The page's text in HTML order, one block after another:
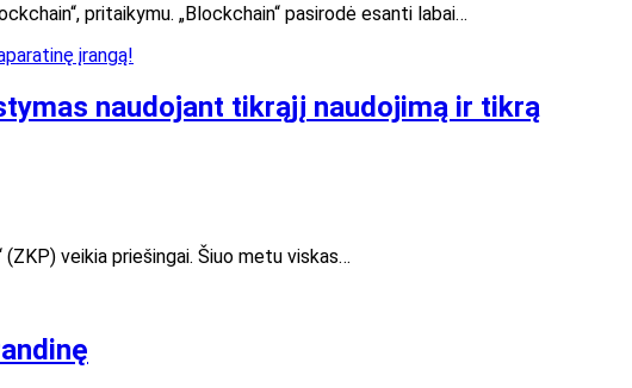
pritaikymu. „Blockchain“ pasirodė esanti labai…
naudojant tikrąjį naudojimą ir tikrą
veikia priešingai. Šiuo metu viskas…